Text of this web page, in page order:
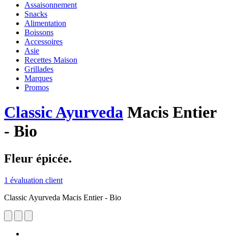
Assaisonnement
Snacks
Alimentation
Boissons
Accessoires
Asie
Recettes Maison
Grillades
Marques
Promos
Classic Ayurveda Macis Entier
- Bio
Fleur épicée.
1 évaluation client
Classic Ayurveda Macis Entier - Bio